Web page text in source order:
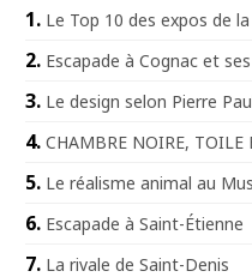
Le Top 10 des expos de
Escapade à Cognac et
Le design selon Pierre
CHAMBRE NOIRE, TOILE
Le réalisme animal au
Escapade à Saint-Étienne
La rivale de Saint-Denis